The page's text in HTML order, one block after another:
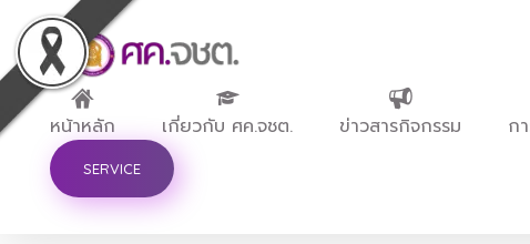
ศูนย์ขับเคลื่อนการศึกษาในจังหวัดชายแดนภาคใต้
หน้าหลัก เกี่ยวกับ ศค.จชต. ข่าวสารกิจกรรม ก
SERVICE